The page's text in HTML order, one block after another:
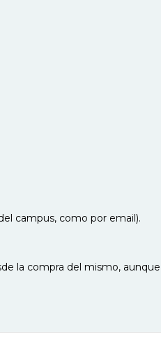
campus, como por email).
la compra del mismo,